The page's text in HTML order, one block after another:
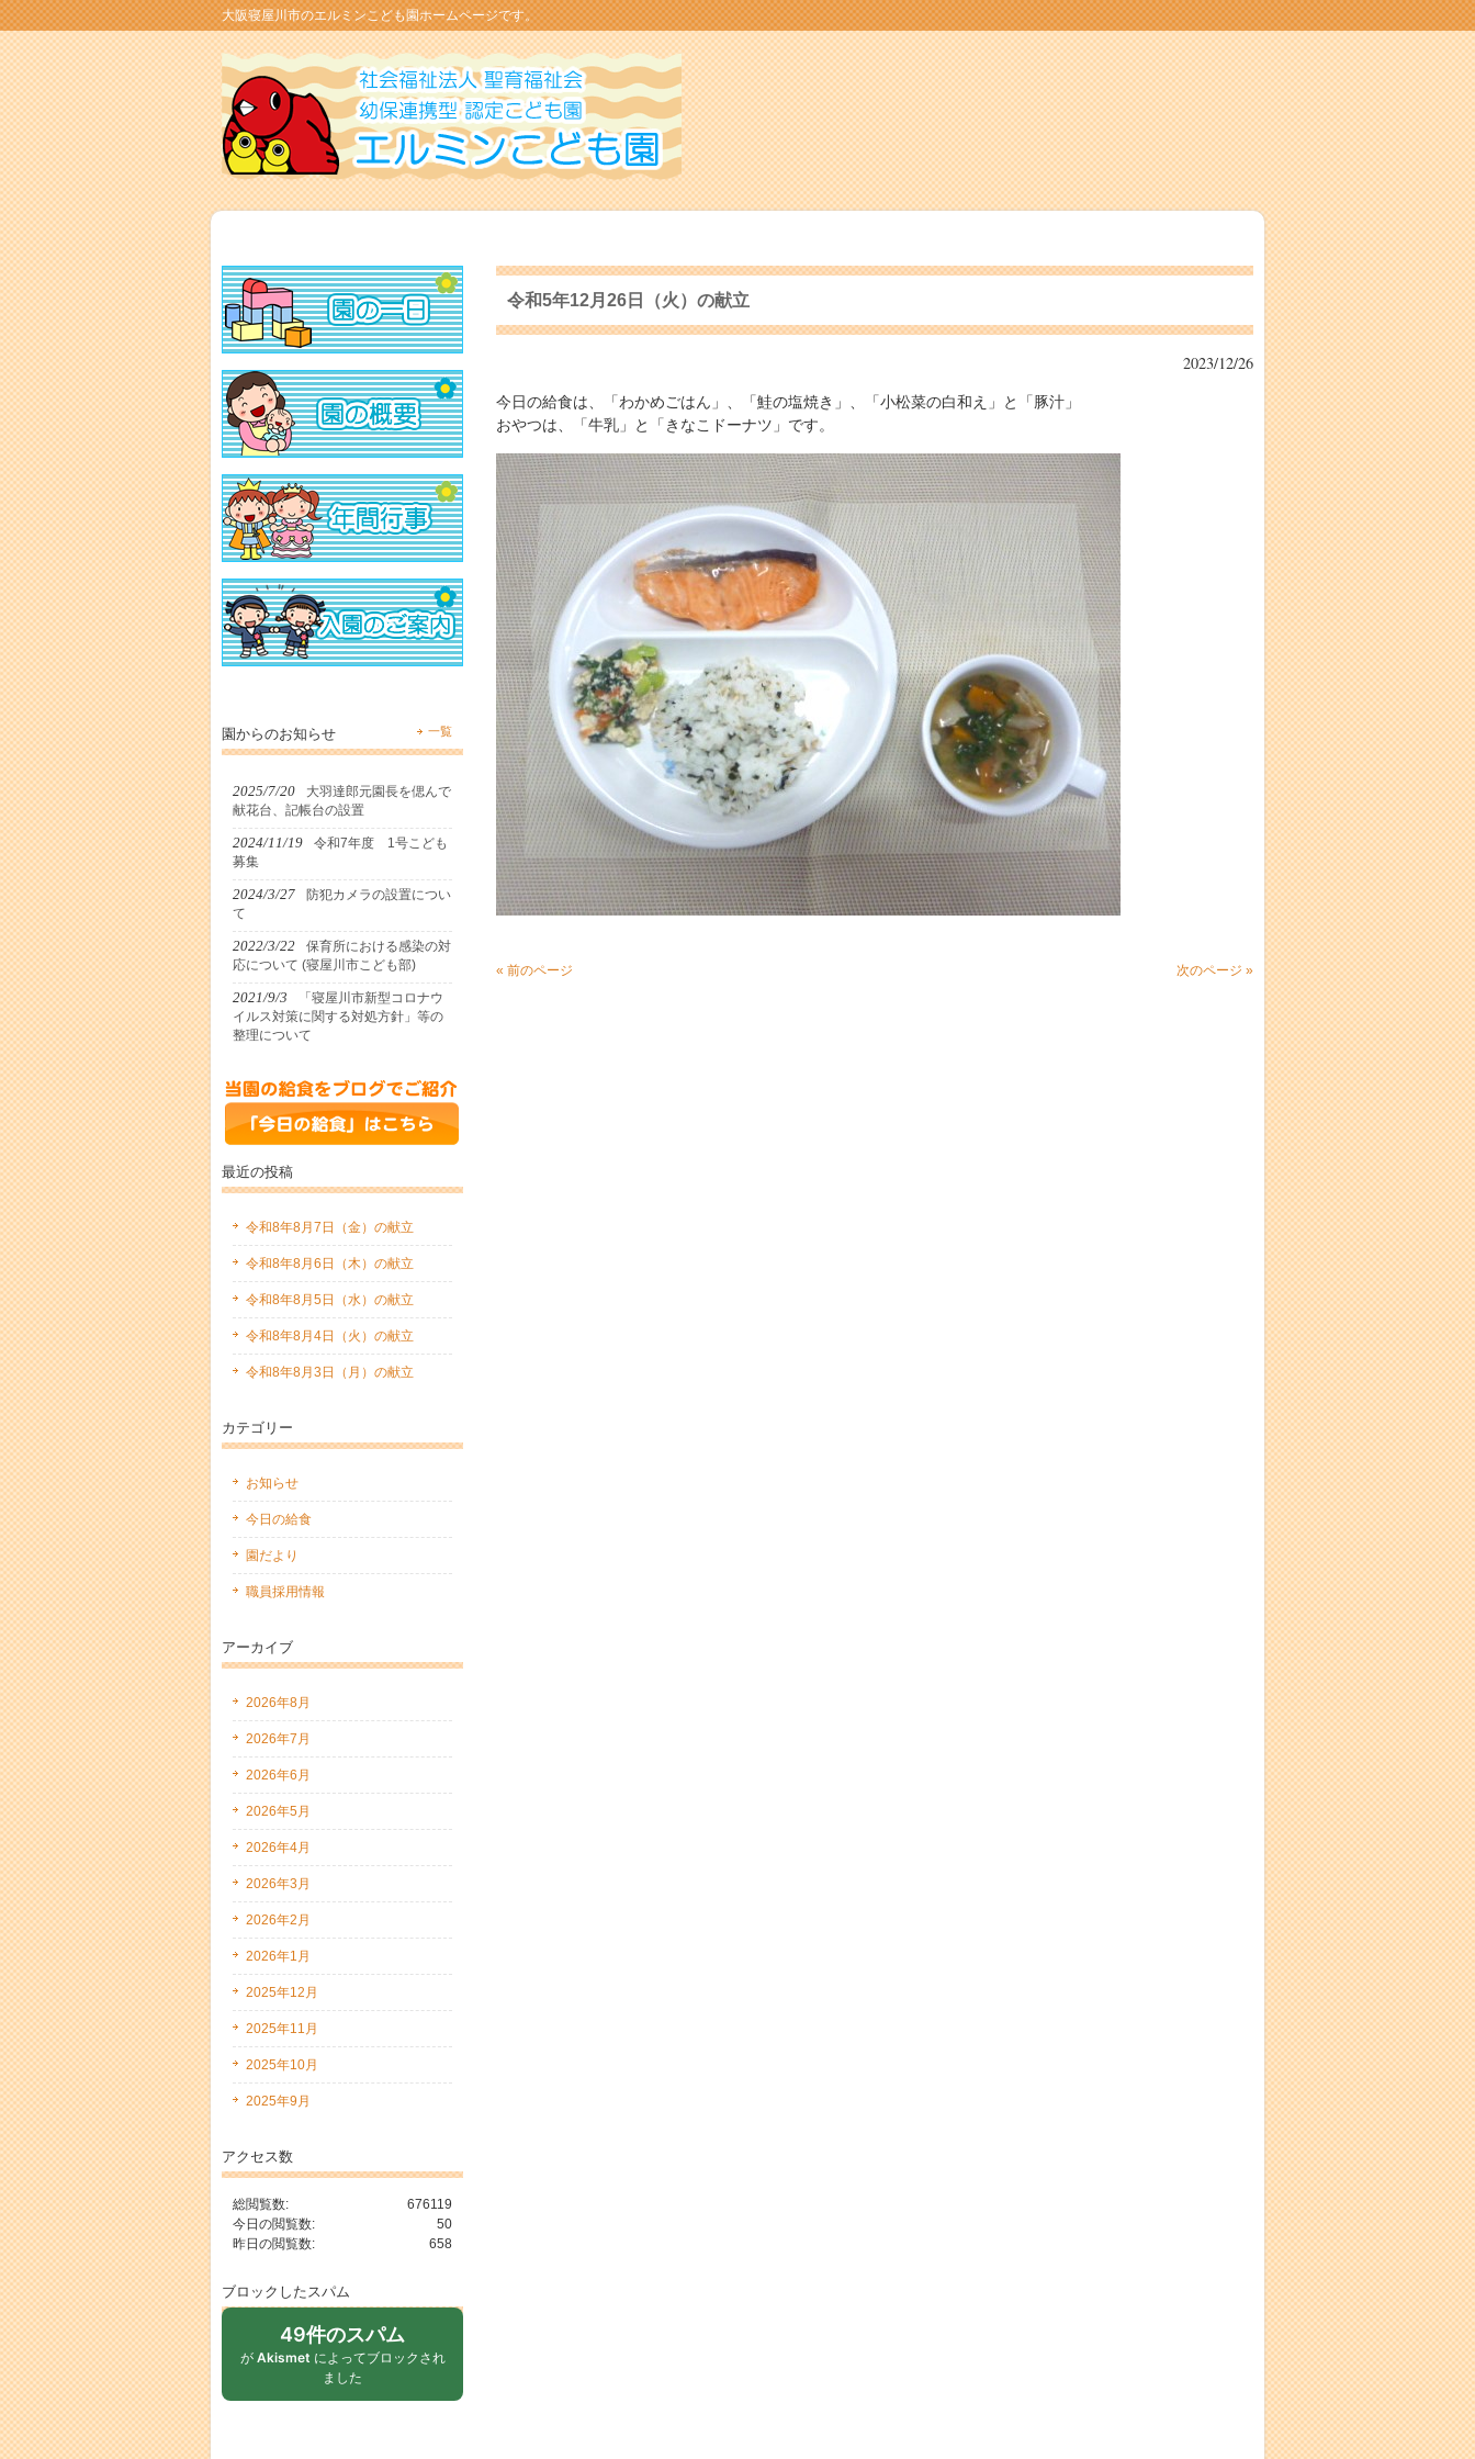
大阪寝屋川市のエルミンこども園ホームページです。
令和5年12月26日（火）の献立
2023/12/26
今日の給食は、「わかめごはん」、「鮭の塩焼き」、「小松菜の白和え」と「豚汁」
おやつは、「牛乳」と「きなこドーナツ」です。
« 前のページ 次のページ »
園からのお知らせ 一覧
2025/7/20
大羽達郎元園長を偲んで
献花台、記帳台の設置
2024/11/19
令和7年度 1号こども
募集
2024/3/27
防犯カメラの設置につい
て
2022/3/22
保育所における感染の対
応について (寝屋川市こども部)
2021/9/3
「寝屋川市新型コロナウ
イルス対策に関する対処方針」等の
整理について
最近の投稿
令和8年8月7日（金）の献立
令和8年8月6日（木）の献立
令和8年8月5日（水）の献立
令和8年8月4日（火）の献立
令和8年8月3日（月）の献立
カテゴリー
お知らせ
今日の給食
園だより
職員採用情報
アーカイブ
2026年8月
2026年7月
2026年6月
2026年5月
2026年4月
2026年3月
2026年2月
2026年1月
2025年12月
2025年11月
2025年10月
2025年9月
アクセス数
676119
総閲覧数:
50
今日の閲覧数:
658
昨日の閲覧数:
ブロックしたスパム
49件のスパム
が Akismet によってブロックされ
ました